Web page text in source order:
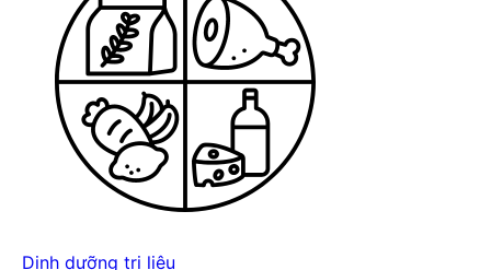
Dinh dưỡng trị liệu